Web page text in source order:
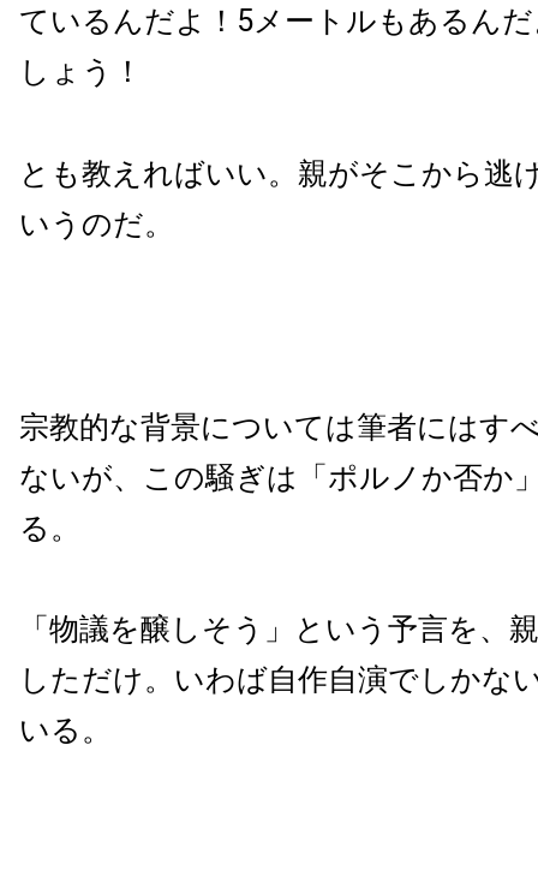
ているんだよ！5メートルもあるん
しょう！
とも教えればいい。親がそこから逃
いうのだ。
宗教的な背景については筆者にはす
ないが、この騒ぎは「ポルノか否か
る。
「物議を醸しそう」という予言を、
しただけ。いわば自作自演でしかな
いる。